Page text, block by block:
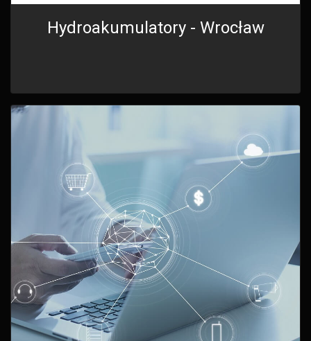
Hydroakumulatory - Wrocław